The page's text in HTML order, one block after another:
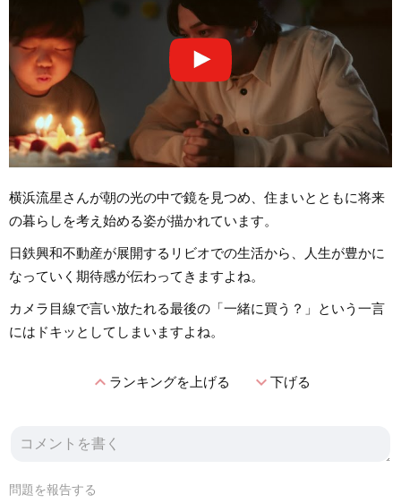
横浜流星さんが朝の光の中で鏡を見つめ、住まいとともに将来
の暮らしを考え始める姿が描かれています。
日鉄興和不動産が展開するリビオでの生活から、人生が豊かに
なっていく期待感が伝わってきますよね。
カメラ目線で言い放たれる最後の「一緒に買う？」という一言
にはドキッとしてしまいますよね。
expand_lessランキングを上げる expand_more下げる
問題を報告する